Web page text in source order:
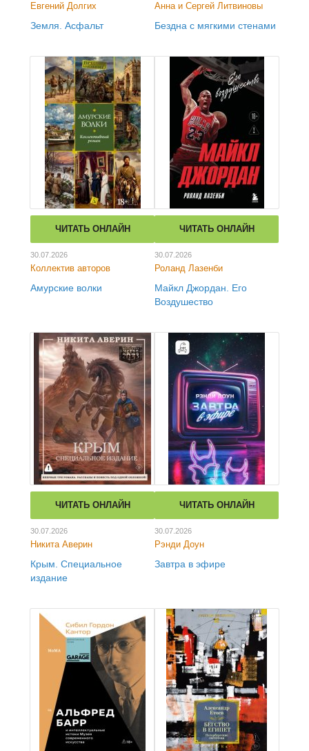
Евгений Долгих
Земля. Асфальт
Анна и Сергей Литвиновы
Бездна с мягкими стенами
ЧИТАТЬ ОНЛАЙН
30.07.2026
Коллектив авторов
Амурские волки
ЧИТАТЬ ОНЛАЙН
30.07.2026
Роланд Лазенби
Майкл Джордан. Его
Воздушество
ЧИТАТЬ ОНЛАЙН
30.07.2026
Никита Аверин
Крым. Специальное
издание
ЧИТАТЬ ОНЛАЙН
30.07.2026
Рэнди Доун
Завтра в эфире